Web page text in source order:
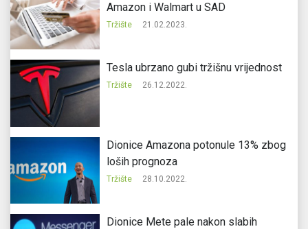
Amazon i Walmart u SAD
Tržište 21.02.2023.
Tesla ubrzano gubi tržišnu vrijednost
Tržište 26.12.2022.
Dionice Amazona potonule 13% zbog
loših prognoza
Tržište 28.10.2022.
Dionice Mete pale nakon slabih